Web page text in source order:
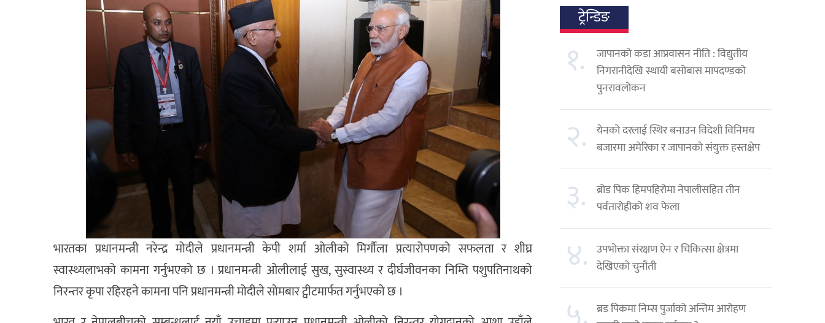
भारतका प्रधानमन्त्री नरेन्द्र मोदीले प्रधानमन्त्री केपी शर्मा ओलीको मिर्गौला प्रत्यारोपणको सफलता र शीघ्र
स्वास्थ्यलाभको कामना गर्नुभएको छ । प्रधानमन्त्री ओलीलाई सुख, सुस्वास्थ्य र दीर्घजीवनका निम्ति पशुपतिनाथको
निरन्तर कृपा रहिरहने कामना पनि प्रधानमन्त्री मोदीले सोमबार ट्वीटमार्फत गर्नुभएको छ ।
ट्रेन्डिङ
१.
जापानको कडा आप्रवासन नीति : विद्युतीय
निगरानीदेखि स्थायी बसोबास मापदण्डको
पुनरावलोकन
२.
येनको दरलाई स्थिर बनाउन विदेशी विनिमय
बजारमा अमेरिका र जापानको संयुक्त हस्तक्षेप
३.
ब्रोड पिक हिमपहिरोमा नेपालीसहित तीन
पर्वतारोहीको शव फेला
४. उपभोक्ता संरक्षण ऐन र चिकित्सा क्षेत्रमा
देखिएको चुनौती
ब्रड पिकमा निम्स पुर्जाको अन्तिम आरोहण